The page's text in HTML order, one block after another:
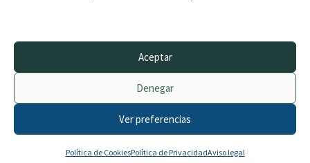
Aceptar
Denegar
Ver preferencias
Política de CookiesPolítica de PrivacidadAviso legal
© 2014–2026 creandotuprovincia.es · Todos los derechos reservados
Política de Cookies
Archivo histórico